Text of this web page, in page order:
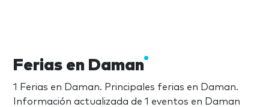
Ferias en Daman
1 Ferias en Daman. Principales ferias en Daman.
Información actualizada de 1 eventos en Daman